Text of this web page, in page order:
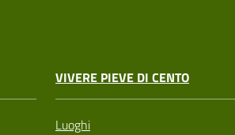
VIVERE PIEVE DI CENTO
Luoghi